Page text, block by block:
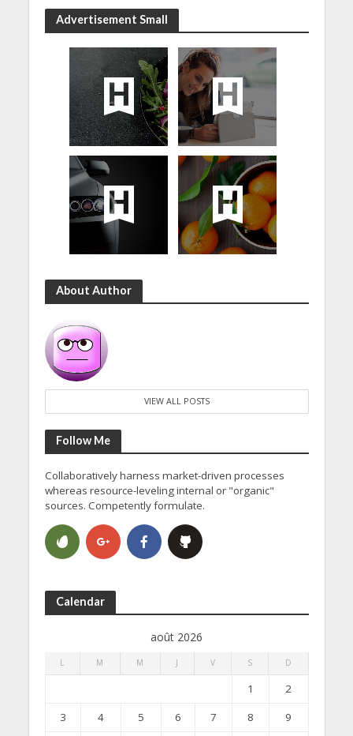
Advertisement Small
About Author
VIEW ALL POSTS
Follow Me
Collaboratively harness market-driven processes
whereas resource-leveling internal or "organic"
sources. Competently formulate.
Calendar
août 2026
L M M J V S D
1
2
3
4 5 6 7 8
9